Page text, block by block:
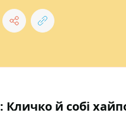
Кличко й собі